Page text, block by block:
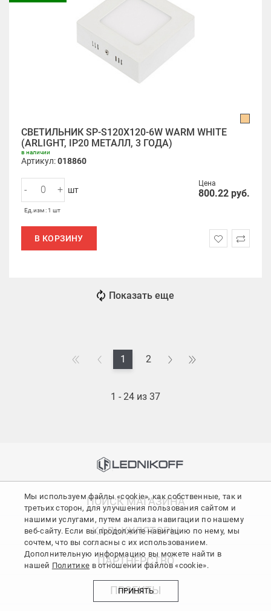
СВЕТИЛЬНИК SP-S120X120-6W WARM WHITE
(ARLIGHT, IP20 МЕТАЛЛ, 3 ГОДА)
в наличии
Артикул:018860
Цена
800.22 руб.
- + шт
Ед.изм : 1 шт
В КОРЗИНУ
Показать еще
1 2
1 - 24 из 37
ПОИСК МАГАЗИНА
КАЛЬКУЛЯТОРЫ
ПАРТНЕРСТВО
ПРОЕКТЫ
Мы используем файлы «cookie», как собственные, так и
третьих сторон, для улучшения пользования сайтом и
нашими услугами, путем анализа навигации по нашему
веб-сайту. Если вы продолжите навигацию по нему, мы
сочтем, что вы согласны с их использованием.
Дополнительную информацию вы можете найти в
нашей Политике в отношении файлов «cookie».
ПРИНЯТЬ